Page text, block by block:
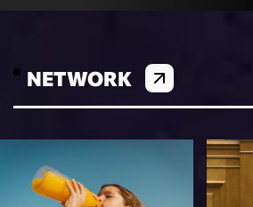
NETWORK